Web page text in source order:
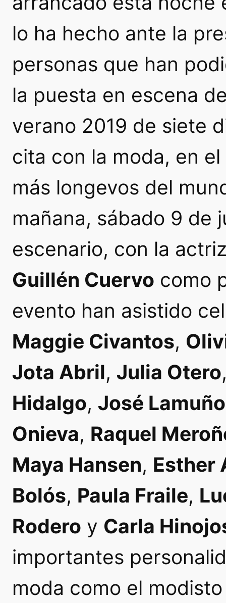
lo ha hecho ante la
personas que han
la puesta en escena
verano 2019 de siete
cita con la moda, en
más longevos del
mañana, sábado 9 de
escenario, con la
Guillén Cuervo como
evento han asistido
Maggie Civantos,
Jota Abril, Julia Otero
Hidalgo, José Lamuño
Onieva, Raquel
Maya Hansen, Esther
Bolós, Paula Fraile,
Rodero y Carla
importantes
moda como el